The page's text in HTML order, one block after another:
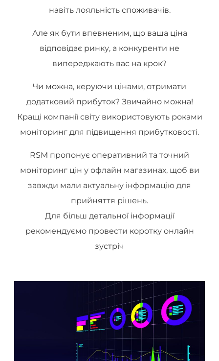
навіть лояльність споживачів.
Але як бути впевненим, що ваша ціна
відповідає ринку, а конкуренти не
випереджають вас на крок?
Чи можна, керуючи цінами, отримати
додатковий прибуток? Звичайно можна!
Кращі компанії світу використовують роками
моніторинг для підвищення прибутковості.
RSM пропонує оперативний та точний
моніторинг цін у офлайн магазинах, щоб ви
завжди мали актуальну інформацію для
прийняття рішень.
Для більш детальної інформації
рекомендуємо провести коротку онлайн
зустріч